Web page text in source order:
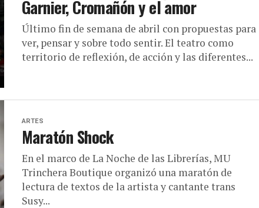
Garnier, Cromañón y el amor
Último fin de semana de abril con propuestas para
ver, pensar y sobre todo sentir. El teatro como
territorio de reflexión, de acción y las diferentes...
ARTES
Maratón Shock
En el marco de La Noche de las Librerías, MU
Trinchera Boutique organizó una maratón de
lectura de textos de la artista y cantante trans
Susy...